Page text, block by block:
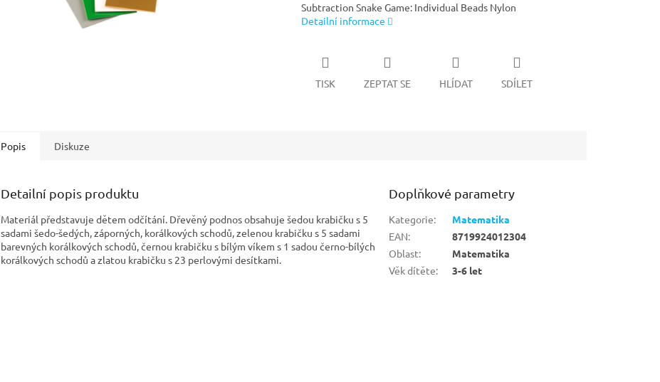
Subtraction Snake Game: Individual Beads Nylon
Detailní informace
TISK ZEPTAT SE HLÍDAT SDÍLET
Popis Diskuze
Detailní popis produktu
Materiál představuje dětem odčítání. Dřevěný podnos obsahuje šedou krabičku s 5
sadami šedo-šedých, záporných, korálkových schodů, zelenou krabičku s 5 sadami
barevných korálkových schodů, černou krabičku s bílým víkem s 1 sadou černo-bílých
korálkových schodů a zlatou krabičku s 23 perlovými desítkami.
Doplňkové parametry
Kategorie:
Matematika
EAN:
8719924012304
Oblast:
Matematika
Věk dítěte: 3-6 let